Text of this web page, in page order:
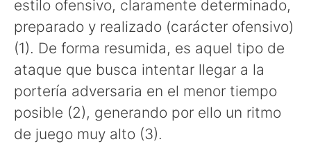
estilo ofensivo, claramente determinado,
preparado y realizado (carácter ofensivo)
(1). De forma resumida, es aquel tipo de
ataque que busca intentar llegar a la
portería adversaria en el menor tiempo
posible (2), generando por ello un ritmo
de juego muy alto (3).